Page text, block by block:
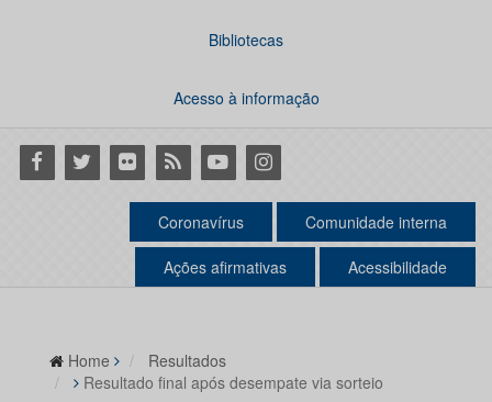
Bibliotecas
Acesso à informação
Facebook
Twitter Flickr RSS YoutubeInstagram
Coronavírus Comunidade interna
Ações afirmativas Acessibilidade
Home
Resultados
Resultado final após desempate via sorteio